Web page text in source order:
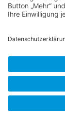
Foren-
Datenschutz•